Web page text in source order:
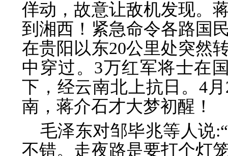
佯动，故意让敌机发现。
到湘西！紧急命令各路国
在贵阳以东20公里处突然
中穿过。3万红军将士在
下，经云南北上抗日。4
南，蒋介石才大梦初醒！
毛泽东对邹毕兆等人说
不错。走夜路是要打个灯